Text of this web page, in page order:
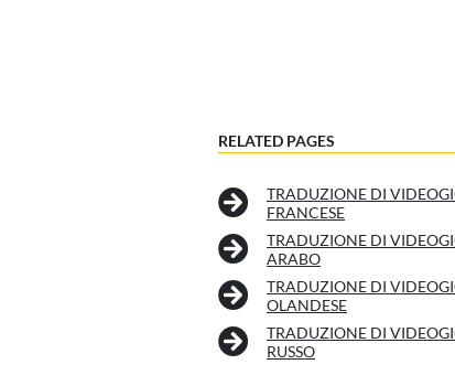
RELATED PAGES
TRADUZIONE DI
FRANCESE
TRADUZIONE DI
ARABO
TRADUZIONE DI
OLANDESE
TRADUZIONE DI
RUSSO